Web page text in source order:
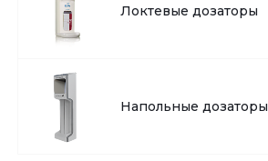
Локтевые дозаторы
Напольные дозаторы